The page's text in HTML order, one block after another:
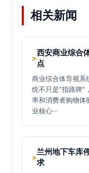
相关新闻
>
西安商业综合
点
商业综合体导视系
统不只是"指路牌"
率和消费者购物体
业核心···
>
兰州地下车库
求